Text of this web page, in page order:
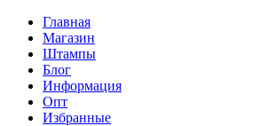
Главная
Магазин
Штампы
Блог
Информация
Опт
Избранные